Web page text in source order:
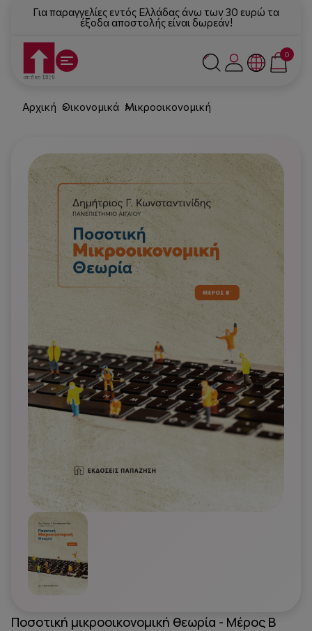
Για παραγγελίες εντός Ελλάδας άνω των 30 ευρώ τα
έξοδα αποστολής είναι δωρεάν!
0
Αρχική Οικονομικά Μικροοικονομική
Ποσοτική μικροοικονομική θεωρία - Μέρος B